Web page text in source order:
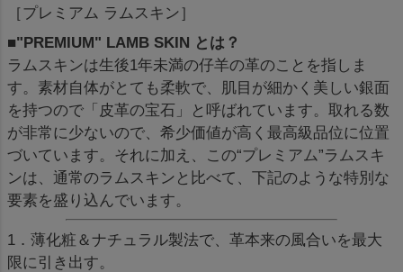
［プレミアム ラムスキン］
■"PREMIUM" LAMB SKIN とは？
ラムスキンは生後1年未満の仔羊の革のことを指しま
す。素材自体がとても柔軟で、肌目が細かく美しい銀面
を持つので「皮革の宝石」と呼ばれています。取れる数
が非常に少ないので、希少価値が高く最高級品位に位置
づいています。それに加え、この“プレミアム”ラムスキ
ンは、通常のラムスキンと比べて、下記のような特別な
要素を盛り込んでいます。
1．薄化粧＆ナチュラル製法で、革本来の風合いを最大
限に引き出す。